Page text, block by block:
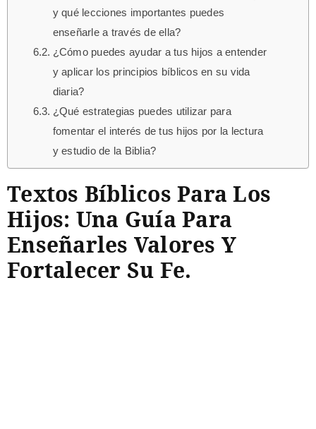
y qué lecciones importantes puedes
enseñarle a través de ella?
¿Cómo puedes ayudar a tus hijos a entender
y aplicar los principios bíblicos en su vida
diaria?
¿Qué estrategias puedes utilizar para
fomentar el interés de tus hijos por la lectura
y estudio de la Biblia?
Textos Bíblicos Para Los
Hijos: Una Guía Para
Enseñarles Valores Y
Fortalecer Su Fe.